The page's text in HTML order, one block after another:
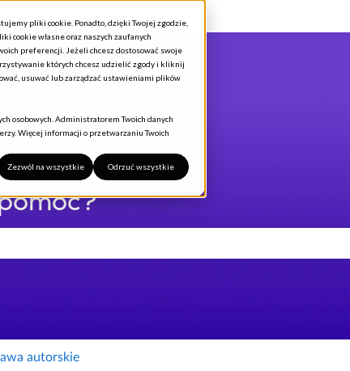
pliki cookie. Ponadto, dzięki Twojej zgodzie,
cookie własne oraz naszych zaufanych
preferencji. Jeżeli chcesz dostosować swoje
których chcesz udzielić zgody i kliknij
usuwać lub zarządzać ustawieniami plików
osobowych. Administratorem Twoich danych
Więcej informacji o przetwarzaniu Twoich
Zezwól na wszystkie Odrzuć wszystkie
pole wyszukiwania jest puste.
autorskie